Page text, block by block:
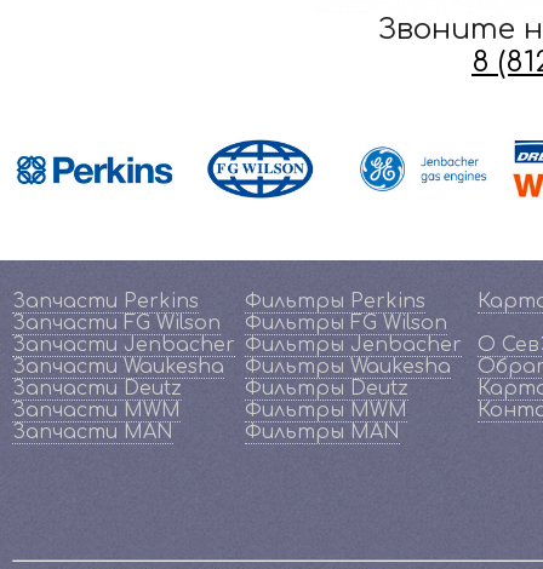
Звоните
8
Запчасти Perkins
Запчасти FG Wilson
Запчасти Jenbacher
Запчасти Waukesha
Запчасти Deutz
Запчасти MWM
Запчасти MAN
Фильтры Perkins
Фильтры FG Wilson
Фильтры Jenbacher
Фильтры Waukesha
Фильтры Deutz
Фильтры MWM
Фильтры MAN
О